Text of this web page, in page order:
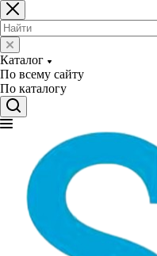
Каталог
По всему сайту
По каталогу